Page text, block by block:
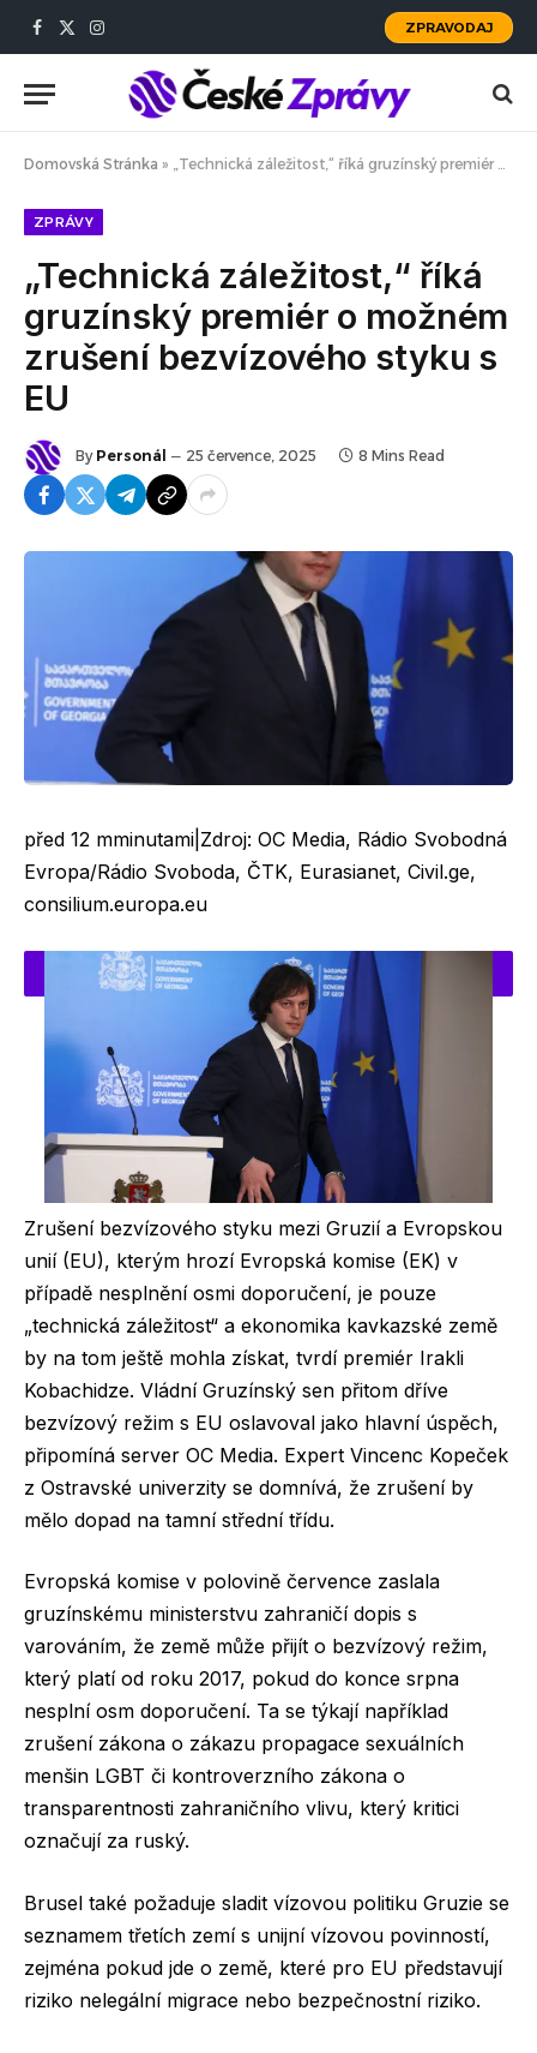
Facebook
X
Instagram
ZPRAVODAJ
Domovská Stránka » „Technická záležitost,“ říká gruzínský premiér o možném zrušení bezvízového styku s EU
ZPRÁVY
„Technická záležitost,“ říká
gruzínský premiér o možném
zrušení bezvízového styku s
EU
By Personál 25 července, 2025 8 Mins Read
před 12 mminutami Zdroj: OC Media, Rádio Svobodná
Evropa/Rádio Svoboda, ČTK, Eurasianet, Civil.ge,
consilium.europa.eu
Zrušení bezvízového styku mezi Gruzií a Evropskou
unií (EU), kterým hrozí Evropská komise (EK) v
případě nesplnění osmi doporučení, je pouze
„technická záležitost“ a ekonomika kavkazské země
by na tom ještě mohla získat, tvrdí premiér Irakli
Kobachidze. Vládní Gruzínský sen přitom dříve
bezvízový režim s EU oslavoval jako hlavní úspěch,
připomíná server OC Media. Expert Vincenc Kopeček
z Ostravské univerzity se domnívá, že zrušení by
mělo dopad na tamní střední třídu.
Evropská komise v polovině července zaslala
gruzínskému ministerstvu zahraničí dopis s
varováním, že země může přijít o bezvízový režim,
který platí od roku 2017, pokud do konce srpna
nesplní osm doporučení. Ta se týkají například
zrušení zákona o zákazu propagace sexuálních
menšin LGBT či kontroverzního zákona o
transparentnosti zahraničního vlivu, který kritici
označují za ruský.
Brusel také požaduje sladit vízovou politiku Gruzie se
seznamem třetích zemí s unijní vízovou povinností,
zejména pokud jde o země, které pro EU představují
riziko nelegální migrace nebo bezpečnostní riziko.